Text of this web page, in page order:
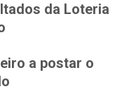
da Loteria
a postar o